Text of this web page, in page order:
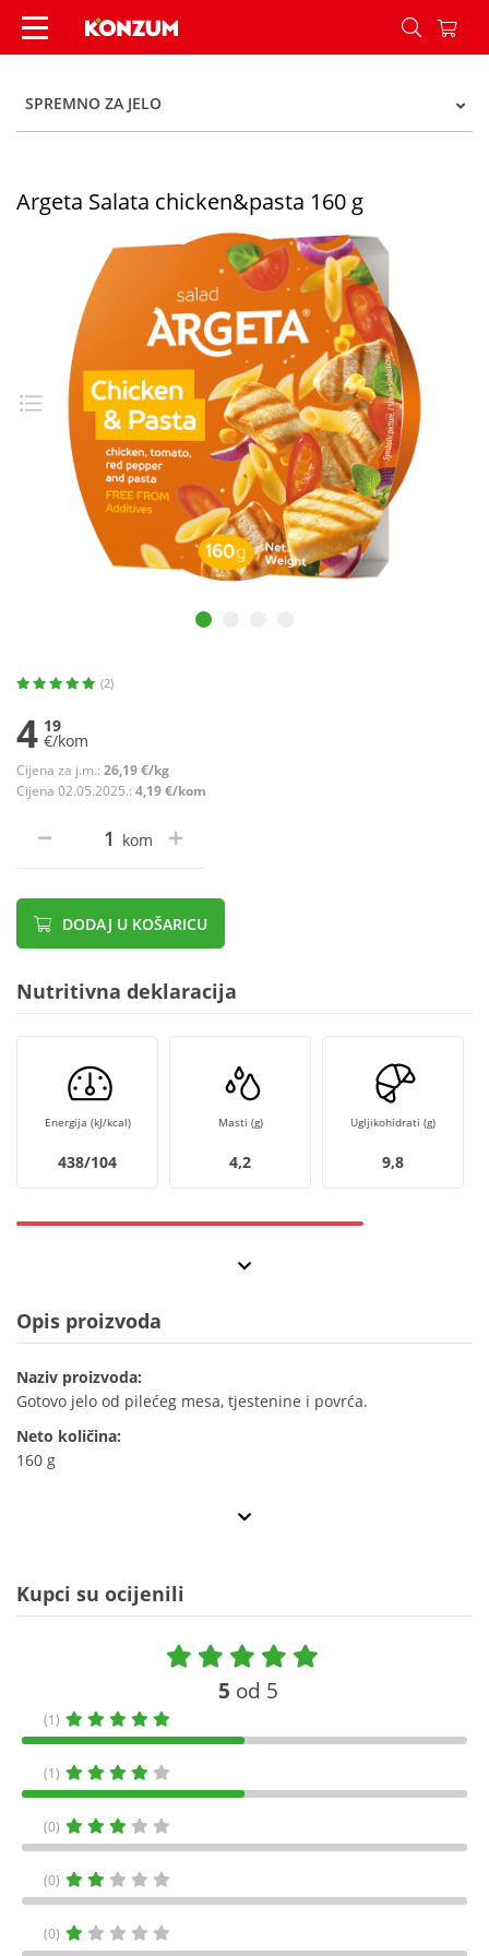
Argeta Salata chicken&pasta 160 g - Konzum
SPREMNO ZA JELO
Argeta Salata chicken&pasta 160 g
(2)
4 19
€/kom
Cijena za j.m.: 26,19 €/kg
Cijena 02.05.2025.: 4,19 €/kom
kom
DODAJ U KOŠARICU
Nutritivna deklaracija
Energija (kJ/kcal)
438/104
Masti (g)
4,2
Ugljikohidrati (g)
9,8
Opis proizvoda
Naziv proizvoda:
Gotovo jelo od pilećeg mesa, tjestenine i povrća.
Neto količina:
160 g
Kupci su ocijenili
5 od 5
(1)
(1)
(0)
(0)
(0)